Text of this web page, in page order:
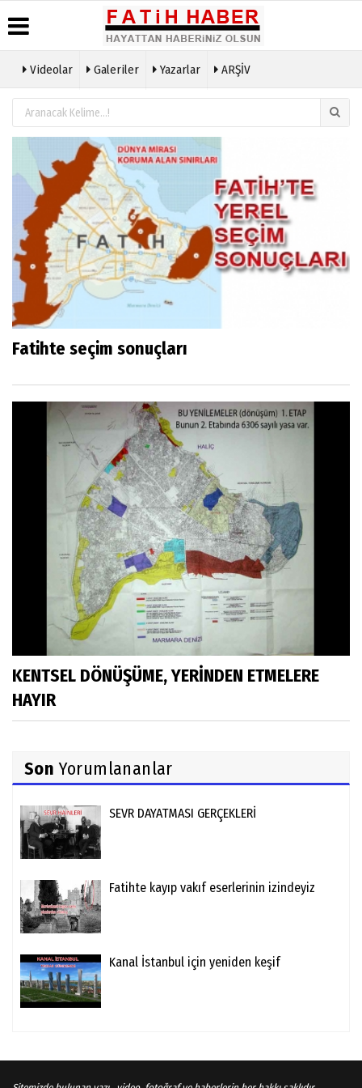
Haber
Arşivi
Günün
Haberleri
Biyografiler
Köşe
Video
Galeri
Künye
Gizlilik
İlkeleri
Videolar Galeriler Yazarlar ARŞİV
Fatihte seçim sonuçları
KENTSEL DÖNÜŞÜME, YERİNDEN ETMELERE
HAYIR
Son Yorumlananlar
SEVR DAYATMASI GERÇEKLERİ
Fatihte kayıp vakıf eserlerinin izindeyiz
Kanal İstanbul için yeniden keşif